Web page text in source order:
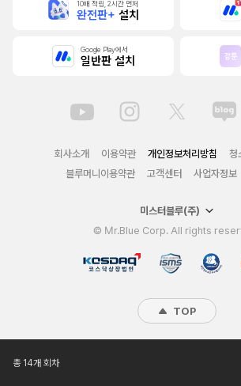
총 14개 회차
10배 적립, 2시간 먼저
완전판+ 설치
Google Play에서
일반판 설치
회사소개 이용약관 개인정보처리방침
청
블루머니이용약관
고객센터 사업자정보
미스터블루(주)
© Mr.Blue Corp. All rights
TOP